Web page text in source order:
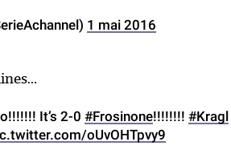
1 mai 2016
It’s 2-0 #Frosinone!!!!!!!! #Kragl
oUvOHTpvy9